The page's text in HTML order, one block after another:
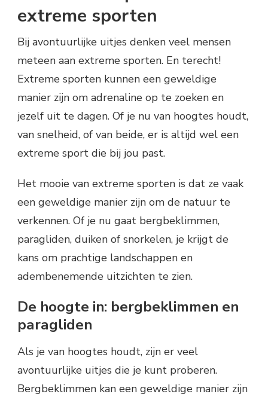
extreme sporten
Bij avontuurlijke uitjes denken veel mensen
meteen aan extreme sporten. En terecht!
Extreme sporten kunnen een geweldige
manier zijn om adrenaline op te zoeken en
jezelf uit te dagen. Of je nu van hoogtes houdt,
van snelheid, of van beide, er is altijd wel een
extreme sport die bij jou past.
Het mooie van extreme sporten is dat ze vaak
een geweldige manier zijn om de natuur te
verkennen. Of je nu gaat bergbeklimmen,
paragliden, duiken of snorkelen, je krijgt de
kans om prachtige landschappen en
adembenemende uitzichten te zien.
De hoogte in: bergbeklimmen en
paragliden
Als je van hoogtes houdt, zijn er veel
avontuurlijke uitjes die je kunt proberen.
Bergbeklimmen kan een geweldige manier zijn